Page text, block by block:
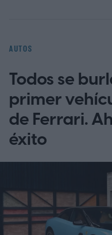
AUTOS
Todos se
primer
de Ferrari.
éxito